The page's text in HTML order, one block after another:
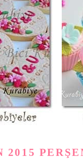
2015